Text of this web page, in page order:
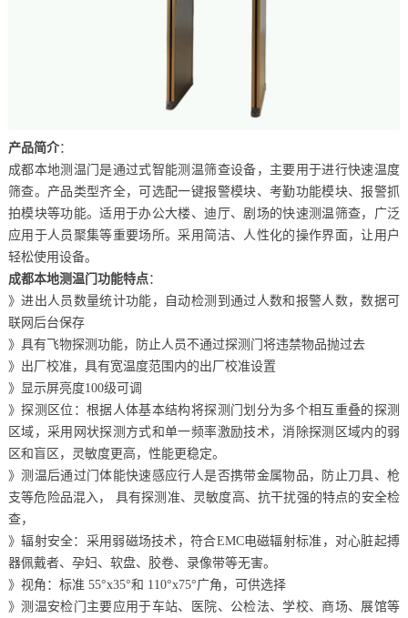
产品简介：
成都本地测温门是通过式智能测温筛查设备，主要用于进行快速温度
筛查。产品类型齐全，可选配一键报警模块、考勤功能模块、报警抓
拍模块等功能。适用于办公大楼、迪厅、剧场的快速测温筛查，广泛
应用于人员聚集等重要场所。采用简洁、人性化的操作界面，让用户
轻松使用设备。
成都本地测温门功能特点：
》进出人员数量统计功能，自动检测到通过人数和报警人数，数据可
联网后台保存
》具有飞物探测功能，防止人员不通过探测门将违禁物品抛过去
》出厂校准，具有宽温度范围内的出厂校准设置
》显示屏亮度100级可调
》探测区位：根据人体基本结构将探测门划分为多个相互重叠的探测
区域，采用网状探测方式和单一频率激励技术，消除探测区域内的弱
区和盲区，灵敏度更高，性能更稳定。
》测温后通过门体能快速感应行人是否携带金属物品，防止刀具、枪
支等危险品混入， 具有探测准、灵敏度高、抗干扰强的特点的安全检
查，
》辐射安全：采用弱磁场技术，符合EMC电磁辐射标准，对心脏起搏
器佩戴者、孕妇、软盘、胶卷、录像带等无害。
》视角：标准 55°x35°和 110°x75°广角，可供选择
》测温安检门主要应用于车站、医院、公检法、学校、商场、展馆等